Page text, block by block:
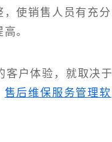
使销售人员有充分
。
客户体验，就取决
售后维保服务管理软